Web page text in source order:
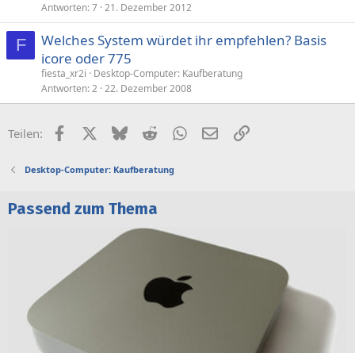
Antworten 7 21. Dezember 2012
F
Welches System würdet ihr empfehlen? Basis
icore oder 775
fiesta_xr2i
Desktop-Computer: Kaufberatung
Antworten 2 22. Dezember 2008
Teilen: FacebookX (Twitter)
BlueskyRedditWhatsApp
E-MailLink
Desktop-Computer: Kaufberatung
Passend zum Thema